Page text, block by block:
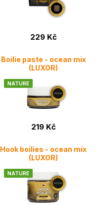
229 Kč
Boilie paste - ocean mix
(LUXOR)
NATURE
219 Kč
Hook boilies - ocean mix
(LUXOR)
NATURE